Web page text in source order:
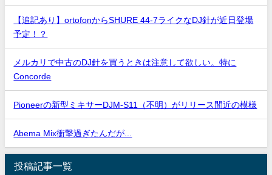
【追記あり】ortofonからSHURE 44-7ライクなDJ針が近日登場
予定！？
メルカリで中古のDJ針を買うときは注意して欲しい。特に
Concorde
Pioneerの新型ミキサーDJM-S11（不明）がリリース間近の模様
Abema Mix衝撃過ぎたんだが...
投稿記事一覧